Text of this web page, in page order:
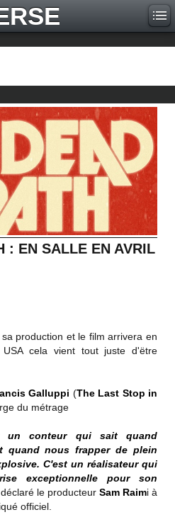
: EN SALLE EN AVRIL
production et le film arrivera en
cela vient tout juste d'ëtre
Galluppi (The Last Stop in
du métrage
un conteur qui sait quand
quand nous frapper de plein
C'est un réalisateur qui
exceptionnelle pour son
le producteur Sam Raimi à
officiel.